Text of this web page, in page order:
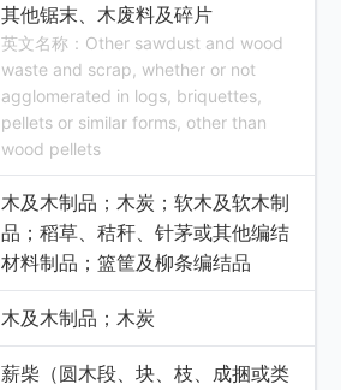
其他锯末、木废料及碎片
英文名称：Other sawdust and wood
waste and scrap, whether or not
agglomerated in logs, briquettes,
pellets or similar forms, other than
wood pellets
木及木制品；木炭；软木及软木制
品；稻草、秸秆、针茅或其他编结
材料制品；篮筐及柳条编结品
木及木制品；木炭
薪柴（圆木段、块、枝、成捆或类